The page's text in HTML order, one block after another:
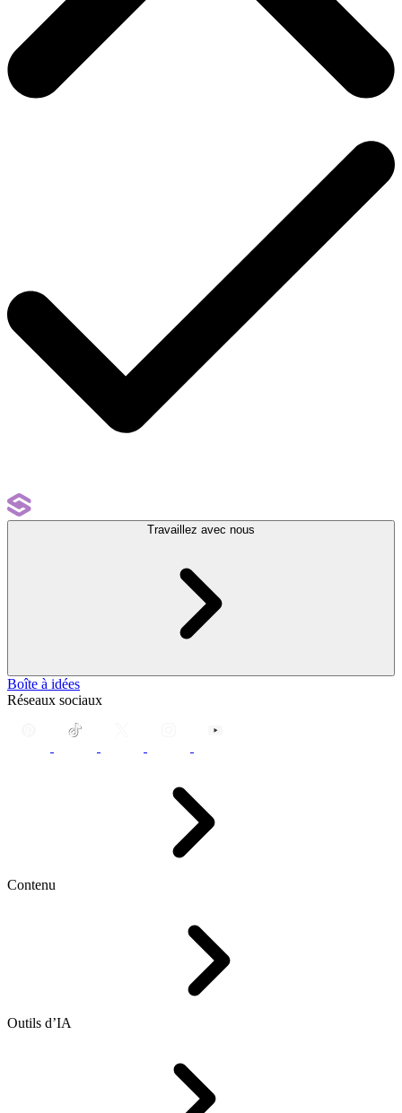
Travaillez avec nous
Boîte à idées
Réseaux sociaux
Contenu
Outils d’IA